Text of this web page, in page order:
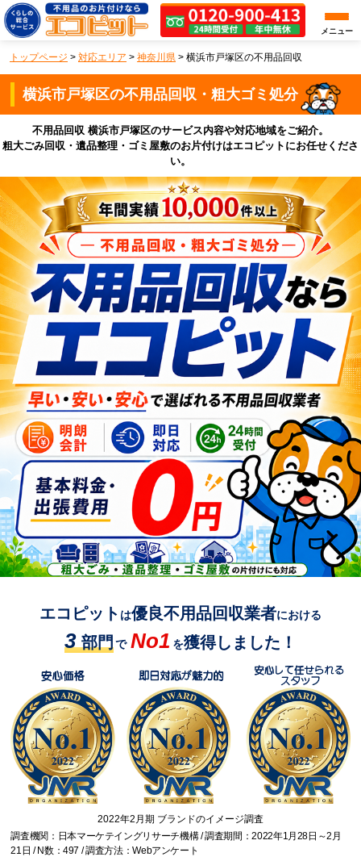
メニュー
トップページ > 対応エリア > 神奈川県 > 横浜市戸塚区の不用品回収
横浜市戸塚区の不用品回収・粗大ゴミ処分
不用品回収 横浜市戸塚区のサービス内容や対応地域をご紹介。
粗大ごみ回収・遺品整理・ゴミ屋敷のお片付けはエコピットにお任せくださ
い。
エコピット は優良不用品回収業者における
3 部門 で No1 を獲得しました！
2022年2月期 ブランドのイメージ調査
調査機関：日本マーケテイングリサーチ機構 / 調査期間：2022年1月28日～2月
21日 / N数：497 / 調査方法：Webアンケート